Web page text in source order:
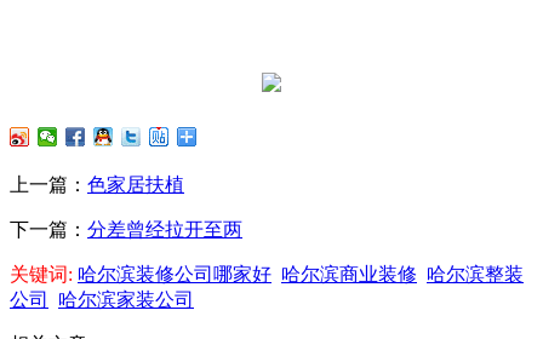
上一篇： 色家居扶植
下一篇： 分差曾经拉开至两
关键词: 哈尔滨装修公司哪家好 哈尔滨商业装修 哈尔滨整装
公司
哈尔滨家装公司